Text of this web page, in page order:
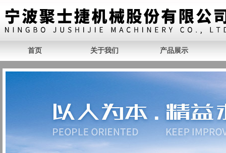
首页 关于我们 产品展示